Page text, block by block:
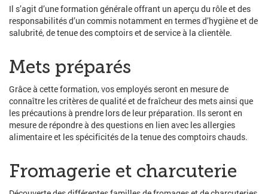
Il s’agit d’une formation générale offrant un aperçu du rôle et des
responsabilités d’un commis notamment en termes d’hygiène et de
salubrité, de tenue des comptoirs et de service à la clientèle.
Mets préparés
Grâce à cette formation, vos employés seront en mesure de
connaître les critères de qualité et de fraîcheur des mets ainsi que
les précautions à prendre lors de leur préparation. Ils seront en
mesure de répondre à des questions en lien avec les allergies
alimentaire et les spécificités de la tenue des comptoirs chauds.
Fromagerie et charcuterie